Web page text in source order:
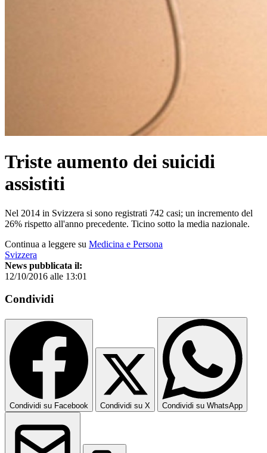
Triste aumento dei suicidi
assistiti
Nel 2014 in Svizzera si sono registrati 742 casi; un incremento del
26% rispetto all'anno precedente. Ticino sotto la media nazionale.
Continua a leggere su Medicina e Persona
Svizzera
News pubblicata il:
12/10/2016 alle 13:01
Condividi
Condividi su Facebook Condividi su X Condividi su WhatsApp